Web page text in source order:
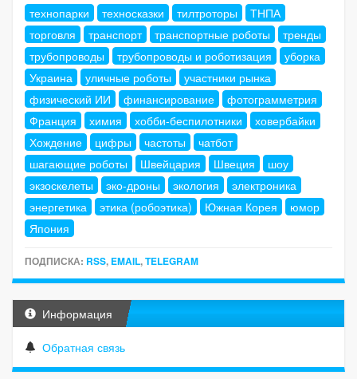
технопарки
техносказки тилтроторы
ТНПА
торговля
транспорт транспортные роботы
тренды
трубопроводы
трубопроводы и роботизация
уборка
Украина
уличные роботы
участники рынка
физический ИИ
финансирование
фотограмметрия
Франция
химия хобби-беспилотники
ховербайки
Хождение
цифры частоты
чатбот
шагающие роботы
Швейцария Швеция
шоу
экзоскелеты
эко-дроны экология
электроника
энергетика
этика (робоэтика) Южная Корея
юмор
Япония
ПОДПИСКА: RSS, EMAIL,TELEGRAM
Информация
Обратная связь